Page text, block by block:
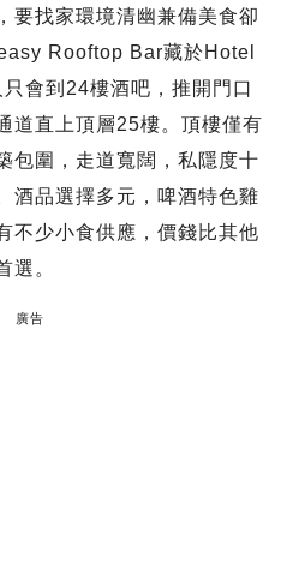
要找家環境清幽兼備美食卻
Rooftop Bar藏於Hotel
會到24樓酒吧，推開門口
道直上頂層25樓。頂樓僅有
包圍，走道寬闊，私隱度十
酒品選擇多元，啤酒特色雞
不少小食供應，價錢比其他
選。
廣告